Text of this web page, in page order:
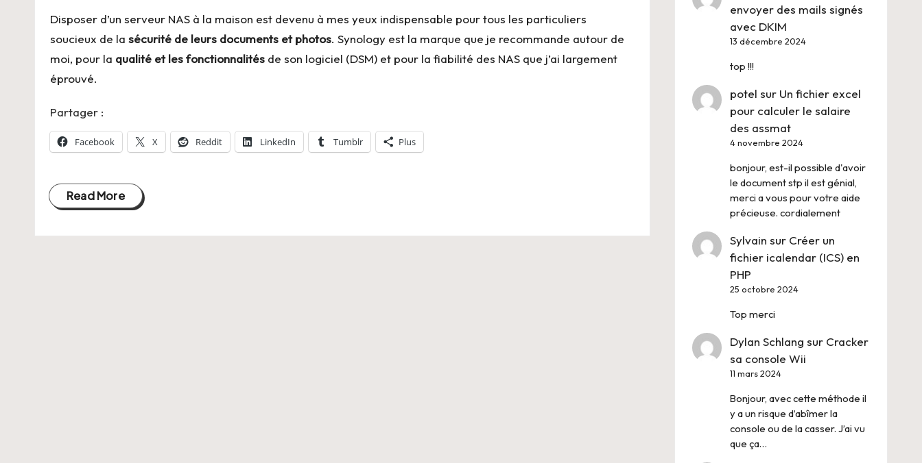
Disposer d’un serveur NAS à la maison est devenu à mes yeux indispensable pour tous les particuliers
soucieux de la sécurité de leurs documents et photos. Synology est la marque que je recommande autour de
moi, pour la qualité et les fonctionnalités de son logiciel (DSM) et pour la fiabilité des NAS que j’ai largement
éprouvé.
Partager :
Facebook X Reddit LinkedIn Tumblr Plus
Read More
envoyer des mails signés
avec DKIM
13 décembre 2024
top !!!
potel sur Un fichier excel
pour calculer le salaire
des assmat
4 novembre 2024
bonjour, est-il possible d'avoir
le document stp il est génial,
merci a vous pour votre aide
précieuse. cordialement
Sylvain sur Créer un
fichier icalendar (ICS) en
PHP
25 octobre 2024
Top merci
Dylan Schlang sur Cracker
sa console Wii
11 mars 2024
Bonjour, avec cette méthode il
y a un risque d’abîmer la
console ou de la casser. J’ai vu
que ça…